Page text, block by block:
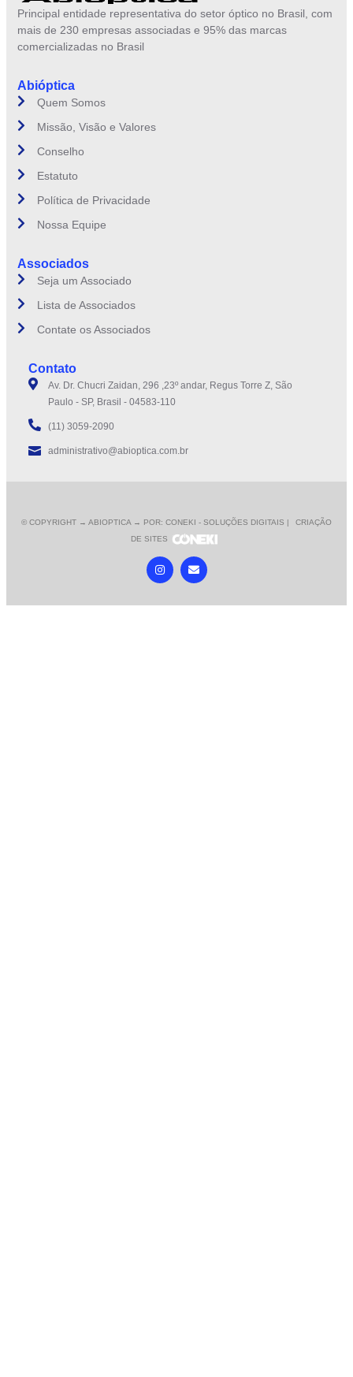
Principal entidade representativa do setor óptico no Brasil, com
mais de 230 empresas associadas e 95% das marcas
comercializadas no Brasil
Abióptica
Quem Somos
Missão, Visão e Valores
Conselho
Estatuto
Política de Privacidade
Nossa Equipe
Associados
Seja um Associado
Lista de Associados
Contate os Associados
Contato
Av. Dr. Chucri Zaidan, 296 ,23º andar, Regus Torre Z, São
Paulo - SP, Brasil - 04583-110
(11) 3059-2090
administrativo@abioptica.com.br
© COPYRIGHT → ABIOPTICA → POR: CONEKI - SOLUÇÕES DIGITAIS |
CRIAÇÃO
DE SITES